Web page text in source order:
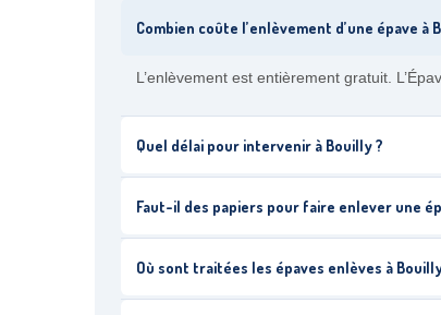
Combien coûte l’enlèvement d’une épave à
L’enlèvement est entièrement gratuit.
Quel délai pour intervenir à Bouilly ?
Faut-il des papiers pour faire enlever une
Où sont traitées les épaves enlèves à